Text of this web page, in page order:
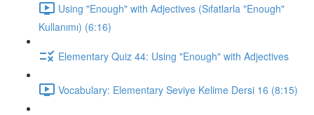
Using "Enough" with Adjectives (Sıfatlarla "Enough"
Kullanımı) (6:16)
Elementary Quiz 44: Using "Enough" with Adjectives
Vocabulary: Elementary Seviye Kelime Dersi 16 (8:15)